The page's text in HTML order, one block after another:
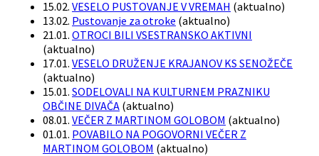
15.02. VESELO PUSTOVANJE V VREMAH (aktualno)
13.02. Pustovanje za otroke (aktualno)
21.01. OTROCI BILI VSESTRANSKO AKTIVNI
(aktualno)
17.01. VESELO DRUŽENJE KRAJANOV KS SENOŽEČE
(aktualno)
15.01. SODELOVALI NA KULTURNEM PRAZNIKU
OBČINE DIVAČA (aktualno)
08.01. VEČER Z MARTINOM GOLOBOM (aktualno)
01.01. POVABILO NA POGOVORNI VEČER Z
MARTINOM GOLOBOM (aktualno)